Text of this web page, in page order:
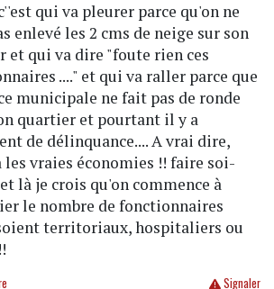
qui va pleurer parce qu'on ne
enlevé les 2 cms de neige sur son
qui va dire "foute rien ces
...." et qui va raller parce que
municipale ne fait pas de ronde
quartier et pourtant il y a
de délinquance.... A vrai dire,
les vraies économies !! faire soi-
là je crois qu'on commence à
le nombre de fonctionnaires
territoriaux, hospitaliers ou
Signaler